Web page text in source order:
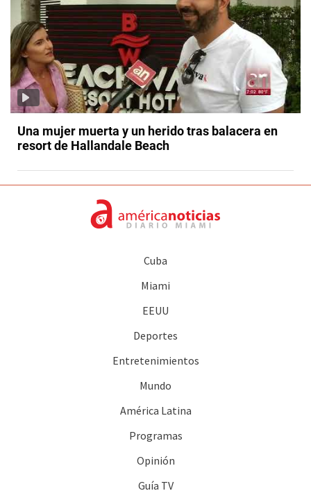
Una mujer muerta y un herido tras balacera en
resort de Hallandale Beach
Cuba
Miami
EEUU
Deportes
Entretenimientos
Mundo
América Latina
Programas
Opinión
Guía TV